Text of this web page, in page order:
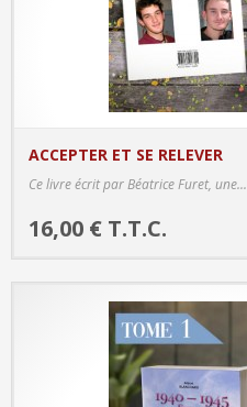
ACCEPTER ET SE RELEVER
Ce livre écrit par Béatrice Furet, une...
16,00 € T.T.C.